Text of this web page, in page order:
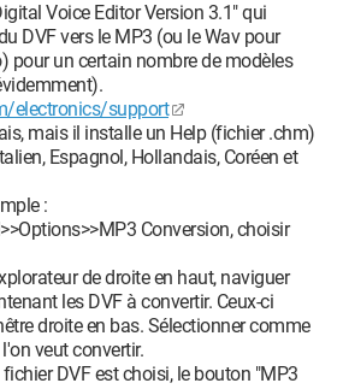
Voice Editor Version 3.1" qui
DVF vers le MP3 (ou le Wav pour
pour un certain nombre de modèles
electronics/support
mais il installe un Help (fichier .chm)
Espagnol, Hollandais, Coréen et
:
Conversion, choisir
de droite en haut, naviguer
les DVF à convertir. Ceux-ci
droite en bas. Sélectionner comme
veut convertir.
DVF est choisi, le bouton "MP3